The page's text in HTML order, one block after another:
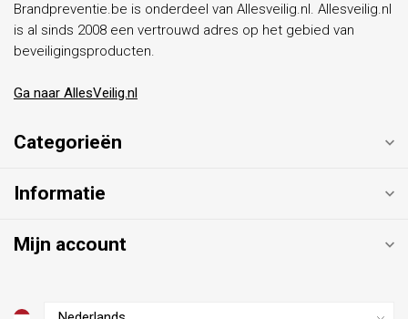
Brandpreventie.be is onderdeel van Allesveilig.nl. Allesveilig.nl
is al sinds 2008 een vertrouwd adres op het gebied van
beveiligingsproducten.
Ga naar AllesVeilig.nl
Categorieën
Informatie
Mijn account